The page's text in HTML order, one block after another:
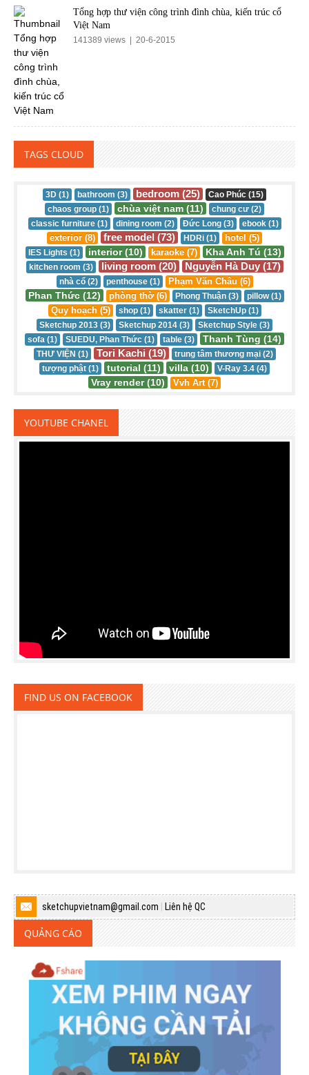
Tổng hợp thư viện công trình đình chùa, kiến trúc cổ
Việt Nam
141389 views | 20-6-2015
TAGS CLOUD
3D (1) bathroom (3) bedroom (25)
Cao Phúc (15)
chaos group (1)
chùa việt nam (11)
chung cư (2)
classic furniture (1)
dining room (2) Đức Long (3) ebook (1)
exterior (8) free model (73) HDRi (1) hotel (5)
IES Lights (1) interior (10) karaoke (7) Kha Anh Tú (13)
kitchen room (3) living room (20) Nguyễn Hà Duy (17)
nhà cổ (2) penthouse (1) Phạm Văn Châu (6)
Phan Thức (12) phòng thờ (6) Phong Thuận (3) pillow (1)
Quy hoạch (5) shop (1) skatter (1)
SketchUp (1)
Sketchup 2013 (3)
Sketchup 2014 (3)
Sketchup Style (3)
sofa (1)
SUEDU, Phan Thức (1) table (3) Thanh Tùng (14)
THƯ VIỆN (1) Tori Kachi (19)
trung tâm thương mại (2)
tượng phật (1)
tutorial (11) villa (10) V-Ray 3.4 (4)
Vray render (10) Vvh Art (7)
YOUTUBE CHANEL
FIND US ON FACEBOOK
sketchupvietnam@gmail.com Liên hệ QC
QUẢNG CÁO